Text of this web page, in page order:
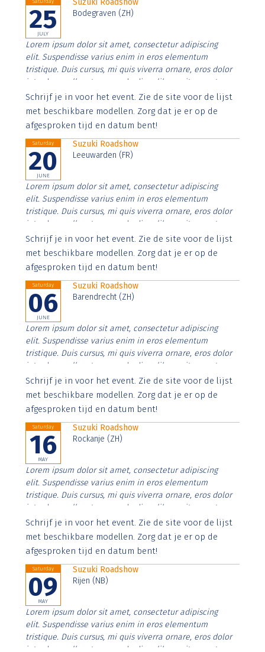
Saturday
25
JULY
Suzuki Roadshow
Bodegraven (ZH)
Lorem ipsum dolor sit amet, consectetur adipiscing
elit. Suspendisse varius enim in eros elementum
tristique. Duis cursus, mi quis viverra ornare, eros dolor
interdum nulla, ut commodo diam libero vitae erat.
Aenean faucibus nibh et justo cursus id rutrum lorem
imperdiet. Nunc ut sem vitae risus tristique posuere.
Schrijf je in voor het event. Zie de site voor de lijst
met beschikbare modellen. Zorg dat je er op de
afgesproken tijd en datum bent!
Saturday
20
JUNE
Suzuki Roadshow
Leeuwarden (FR)
Lorem ipsum dolor sit amet, consectetur adipiscing
elit. Suspendisse varius enim in eros elementum
tristique. Duis cursus, mi quis viverra ornare, eros dolor
interdum nulla, ut commodo diam libero vitae erat.
Aenean faucibus nibh et justo cursus id rutrum lorem
imperdiet. Nunc ut sem vitae risus tristique posuere.
Schrijf je in voor het event. Zie de site voor de lijst
met beschikbare modellen. Zorg dat je er op de
afgesproken tijd en datum bent!
Saturday
06
JUNE
Suzuki Roadshow
Barendrecht (ZH)
Lorem ipsum dolor sit amet, consectetur adipiscing
elit. Suspendisse varius enim in eros elementum
tristique. Duis cursus, mi quis viverra ornare, eros dolor
interdum nulla, ut commodo diam libero vitae erat.
Aenean faucibus nibh et justo cursus id rutrum lorem
imperdiet. Nunc ut sem vitae risus tristique posuere.
Schrijf je in voor het event. Zie de site voor de lijst
met beschikbare modellen. Zorg dat je er op de
afgesproken tijd en datum bent!
Saturday
16
MAY
Suzuki Roadshow
Rockanje (ZH)
Lorem ipsum dolor sit amet, consectetur adipiscing
elit. Suspendisse varius enim in eros elementum
tristique. Duis cursus, mi quis viverra ornare, eros dolor
interdum nulla, ut commodo diam libero vitae erat.
Aenean faucibus nibh et justo cursus id rutrum lorem
imperdiet. Nunc ut sem vitae risus tristique posuere.
Schrijf je in voor het event. Zie de site voor de lijst
met beschikbare modellen. Zorg dat je er op de
afgesproken tijd en datum bent!
Saturday
09
MAY
Suzuki Roadshow
Rijen (NB)
Lorem ipsum dolor sit amet, consectetur adipiscing
elit. Suspendisse varius enim in eros elementum
tristique. Duis cursus, mi quis viverra ornare, eros dolor
interdum nulla, ut commodo diam libero vitae erat.